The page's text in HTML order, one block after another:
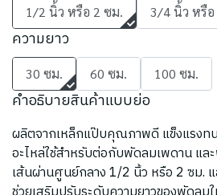
1/2 นิ้ว หรือ 2 ซม. 3/4 นิ้ว หรือ
ความยาว
30 ซม. 60 ซม. 100 ซม.
คำอธิบายสินค้าแบบย่อ
ผลิตจากเหล็กแป๊บคุณภาพดี แข็งแรงท
อะไหล่ใช้สำหรับต่อกับพัดลมเพดาน แล
เส้นผ่านศูนย์กลาง 1/2 นิ้ว หรือ 2 ซม.